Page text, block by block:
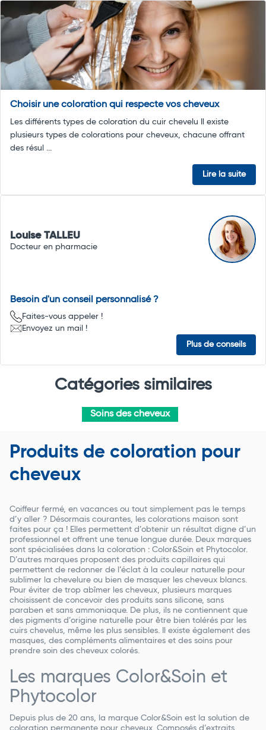
Choisir une coloration qui respecte vos cheveux
Les différents types de coloration du cuir chevelu Il existe
plusieurs types de colorations pour cheveux, chacune offrant
des résul ...
Lire la suite
Louise TALLEU
Docteur en pharmacie
Besoin d'un conseil personnalisé ?
Faites-vous appeler !
Envoyez un mail !
Plus de conseils
Catégories similaires
Soins des cheveux
Produits de coloration pour
cheveux
Coiffeur fermé, en vacances ou tout simplement pas le temps
d’y aller ? Désormais courantes, les colorations maison sont
faites pour ça ! Elles permettent d’obtenir un résultat digne d’un
professionnel et offrent une tenue longue durée. Deux marques
sont spécialisées dans la coloration : Color&Soin et Phytocolor.
D’autres marques proposent des produits capillaires qui
permettent de redonner de l’éclat à la couleur naturelle pour
sublimer la chevelure ou bien de masquer les cheveux blancs.
Pour éviter de trop abîmer les cheveux, plusieurs marques
choisissent de concevoir des produits sans silicone, sans
paraben et sans ammoniaque. De plus, ils ne contiennent que
des pigments d’origine naturelle pour être bien tolérés par les
cuirs chevelus, même les plus sensibles. Il existe également des
masques, des compléments alimentaires et des soins pour
prendre soin des cheveux colorés.
Les marques Color&Soin et
Phytocolor
Depuis plus de 20 ans, la marque Color&Soin est la solution de